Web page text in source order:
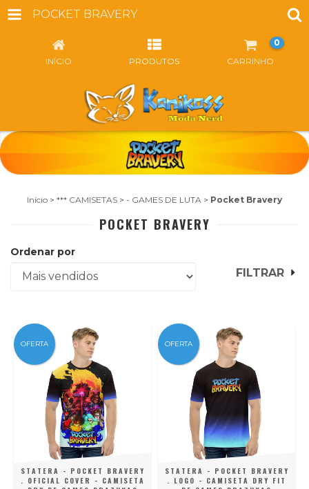
POCKET BRAVERY
INÍCIO PRODUTOS CARRINHO
0
Início > *** CAMISETAS > - GAMES DE LUTA > Pocket Bravery
POCKET BRAVERY
Ordenar por
FILTRAR
OFERTA
STATERA - POCKET BRAVERY
. OFICIAL COVER - CAMISETA
OFERTA
STATERA - POCKET BRAVERY
. LOGO - CAMISETA DRY FIT